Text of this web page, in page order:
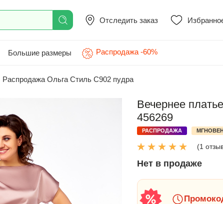
Отследить заказ
Большие размеры Распродажа -60%
Распродажа Ольга Стиль С902 пудра
Вечернее
456269
РАСПРОДАЖА
(1
Нет в продаже